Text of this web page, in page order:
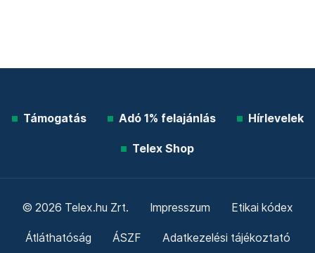
Támogatás Adó 1% felajánlás Hírlevelek
Telex Shop
© 2026 Telex.hu Zrt. Impresszum Etikai kódex
Átláthatóság ÁSZF Adatkezelési tájékoztató